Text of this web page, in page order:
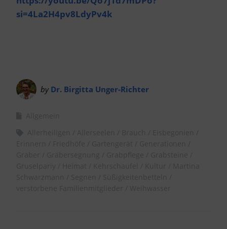
si=4La2H4pv8LdyPv4k
by Dr. Birgitta Unger-Richter